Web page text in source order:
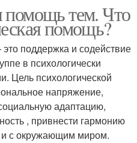
помощь тем. Что
помощь?
поддержка и содействие
в психологически
Цель психологической
напряжение,
адаптацию,
, привнести гармонию
с окружающим миром.